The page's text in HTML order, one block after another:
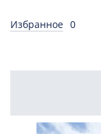
Избранное 0